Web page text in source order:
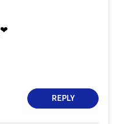
بجرب، على العموم شكرا لك يافهد❤
REPLY